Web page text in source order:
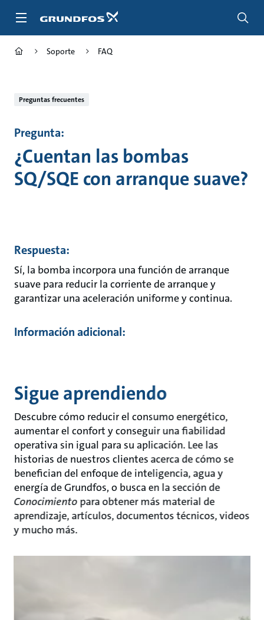
Soporte FAQ
Preguntas frecuentes
Pregunta:
¿Cuentan las bombas
SQ/SQE con arranque suave?
Respuesta:
Sí, la bomba incorpora una función de arranque
suave para reducir la corriente de arranque y
garantizar una aceleración uniforme y continua.
Información adicional:
Sigue aprendiendo
Descubre cómo reducir el consumo energético,
aumentar el confort y conseguir una fiabilidad
operativa sin igual para su aplicación. Lee las
historias de nuestros clientes acerca de cómo se
benefician del enfoque de inteligencia, agua y
energía de Grundfos, o busca en la sección de
Conocimiento para obtener más material de
aprendizaje, artículos, documentos técnicos, videos
y mucho más.